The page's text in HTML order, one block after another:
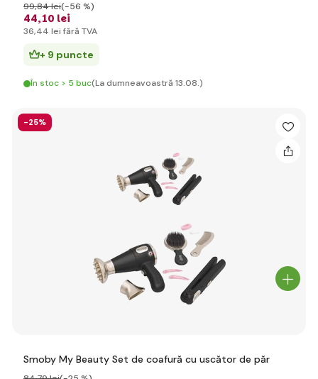
44,10 lei
99,84 lei(-56 %)
36,44 lei fără TVA
+ 9 puncte
În stoc > 5 buc(La dumneavoastră 13.08.)
-25%
Smoby My Beauty Set de coafură cu uscător de păr